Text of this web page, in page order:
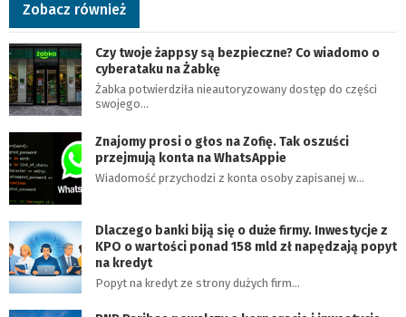
Zobacz również
Czy twoje żappsy są bezpieczne? Co wiadomo o
cyberataku na Żabkę
Żabka potwierdziła nieautoryzowany dostęp do części
swojego…
Znajomy prosi o głos na Zofię. Tak oszuści
przejmują konta na WhatsAppie
Wiadomość przychodzi z konta osoby zapisanej w…
Dlaczego banki biją się o duże firmy. Inwestycje z
KPO o wartości ponad 158 mld zł napędzają popyt
na kredyt
Popyt na kredyt ze strony dużych firm…